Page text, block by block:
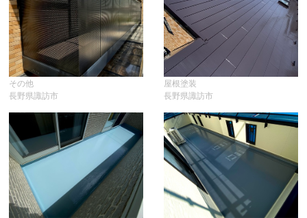
その他
長野県諏訪市
屋根塗装
長野県諏訪市